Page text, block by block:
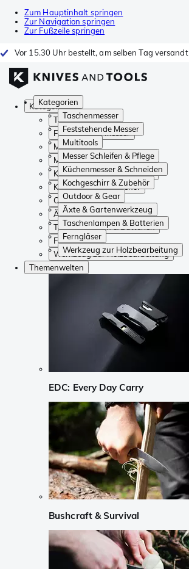
Zum Hauptinhalt springen
Zur Navigation springen
Zur Fußzeile springen
Vor 15.30 Uhr bestellt, am selben Tag versandt
Kategorien
Taschenmesser
Feststehende Messer
Multitools
Messer Schleifen & Pflege
Küchenmesser & Schneiden
Kochgeschirr & Zubehör
Outdoor & Gear
Äxte & Gartenwerkzeug
Taschenlampen & Batterien
Ferngläser
Werkzeug zur Holzbearbeitung
Kategorien
Taschenmesser
Feststehende Messer
Multitools
Messer Schleifen & Pflege
Küchenmesser & Schneiden
Kochgeschirr & Zubehör
Outdoor & Gear
Äxte & Gartenwerkzeug
Taschenlampen & Batterien
Ferngläser
Werkzeug zur Holzbearbeitung
Themenwelten
EDC: Every Day Carry
Bushcraft & Survival